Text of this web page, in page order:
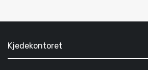
Kjedekontoret